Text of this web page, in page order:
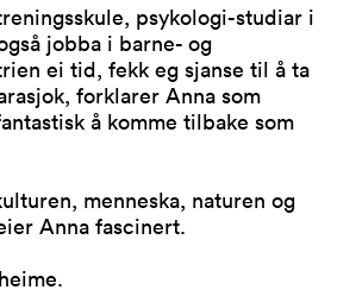
psykologi-studiar i
jobba i barne- og
ei tid, fekk eg sjanse til å ta
forklarer Anna som
å komme tilbake som
menneska, naturen og
Anna fascinert.